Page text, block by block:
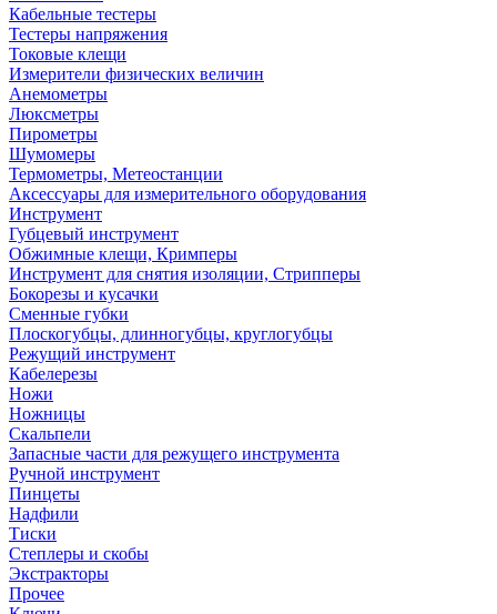
Кабельные тестеры
Тестеры напряжения
Токовые клещи
Измерители физических величин
Анемометры
Люксметры
Пирометры
Шумомеры
Термометры, Метеостанции
Аксессуары для измерительного оборудования
Инструмент
Губцевый инструмент
Обжимные клещи, Кримперы
Инструмент для снятия изоляции, Стрипперы
Бокорезы и кусачки
Сменные губки
Плоскогубцы, длинногубцы, круглогубцы
Режущий инструмент
Кабелерезы
Ножи
Ножницы
Скальпели
Запасные части для режущего инструмента
Ручной инструмент
Пинцеты
Надфили
Тиски
Степлеры и скобы
Экстракторы
Прочее